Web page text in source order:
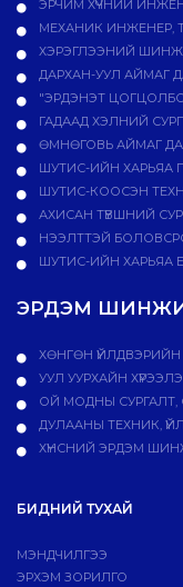
ЭРЧИМ ХҮЧНИЙ
МЕХАНИК ИНЖЕНЕР,
ХЭРЭГЛЭЭНИЙ
ДАРХАН-УУЛ АЙМАГ
"ЭРДЭНЭТ
ГАДААД ХЭЛНИЙ
ӨМНӨГОВЬ АЙМАГ
ШУТИС-ИЙН
ШУТИС-КООСЭН
АХИСАН ТҮВШНИЙ
НЭЭЛТТЭЙ
ШУТИС-ИЙН ХАРЬЯА
ЭРДЭМ
ХӨНГӨН
УУЛ УУРХАЙН
ОЙ МОДНЫ СУРГАЛТ,
ДУЛААНЫ ТЕХНИК,
ХҮНСНИЙ ЭРДЭМ
БИДНИЙ ТУХАЙ
МЭНДЧИЛГЭЭ
ЭРХЭМ ЗОРИЛГО